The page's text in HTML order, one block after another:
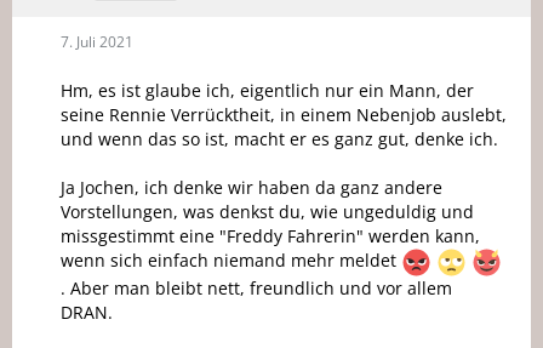
7. Juli 2021
Hm, es ist glaube ich, eigentlich nur ein Mann, der
seine Rennie Verrücktheit, in einem Nebenjob auslebt,
und wenn das so ist, macht er es ganz gut, denke ich.
Ja Jochen, ich denke wir haben da ganz andere
Vorstellungen, was denkst du, wie ungeduldig und
missgestimmt eine "Freddy Fahrerin" werden kann,
wenn sich einfach niemand mehr meldet
. Aber man bleibt nett, freundlich und vor allem
DRAN.